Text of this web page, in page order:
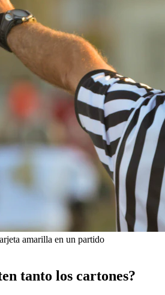
amarilla en un partido
tanto los cartones?